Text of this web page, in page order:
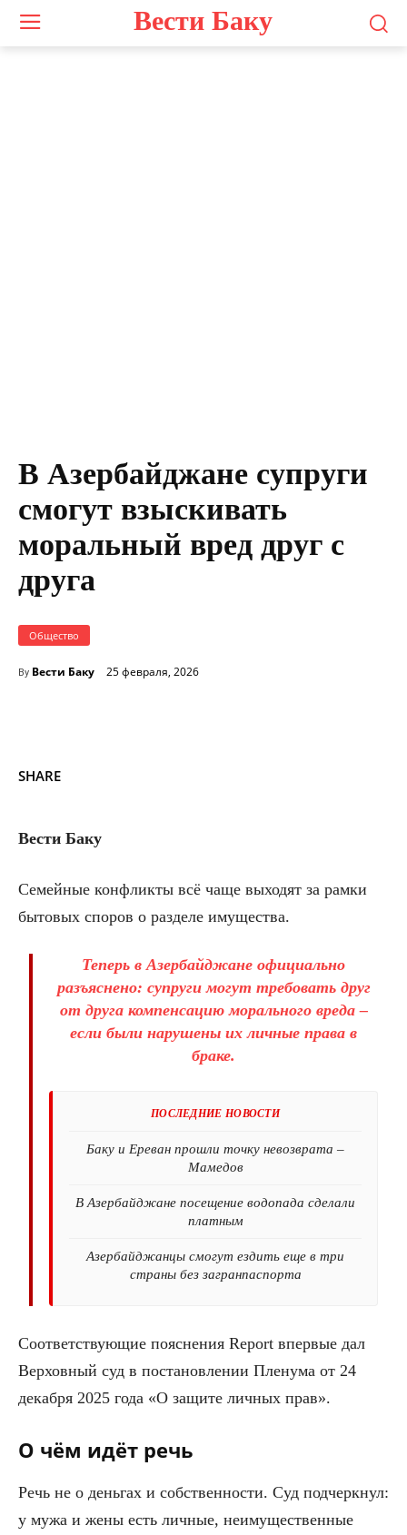
Вести Баку
В Азербайджане супруги
смогут взыскивать
моральный вред друг с
друга
Общество
By Вести Баку 25 февраля, 2026
SHARE
Вести Баку
Семейные конфликты всё чаще выходят за рамки
бытовых споров о разделе имущества.
Теперь в Азербайджане официально
разъяснено: супруги могут требовать друг
от друга компенсацию морального вреда –
если были нарушены их личные права в
браке.
ПОСЛЕДНИЕ НОВОСТИ
Баку и Ереван прошли точку невозврата –
Мамедов
В Азербайджане посещение водопада сделали
платным
Азербайджанцы смогут ездить еще в три
страны без загранпаспорта
Соответствующие пояснения Report впервые дал
Верховный суд в постановлении Пленума от 24
декабря 2025 года «О защите личных прав».
О чём идёт речь
Речь не о деньгах и собственности. Суд подчеркнул:
у мужа и жены есть личные, неимущественные